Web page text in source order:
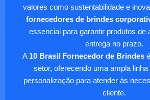
valores como sustentabilidade e
fornecedores de brindes
essencial para garantir produtos de
entrega no prazo.
A 10 Brasil Fornecedor de Brindes
setor, oferecendo uma ampla
personalização para atender às
cliente.